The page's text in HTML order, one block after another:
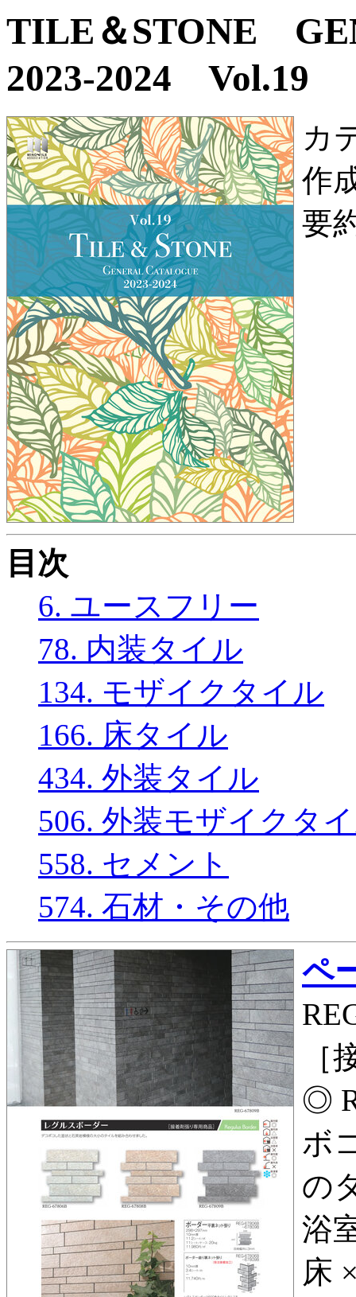
TILE＆STONE
2023-2024 Vol.19
カ
作
要
目次
6. ユースフリー
78. 内装タイル
134. モザイクタイル
166. 床タイル
434. 外装タイル
506. 外装モザイクタ
558. セメント
574. 石材・その他
ペ
［
◎
ボ
の
浴
床